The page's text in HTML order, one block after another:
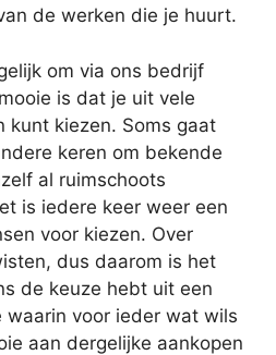
de werken die je huurt.
om via ons bedrijf
is dat je uit vele
kunt kiezen. Soms gaat
keren om bekende
al ruimschoots
is iedere keer weer een
voor kiezen. Over
dus daarom is het
de keuze hebt uit een
waarin voor ieder wat wils
aan dergelijke aankopen